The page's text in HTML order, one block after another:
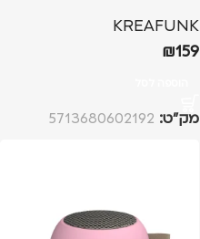
KREAFUNK
₪159
מק”ט: 5713680602192